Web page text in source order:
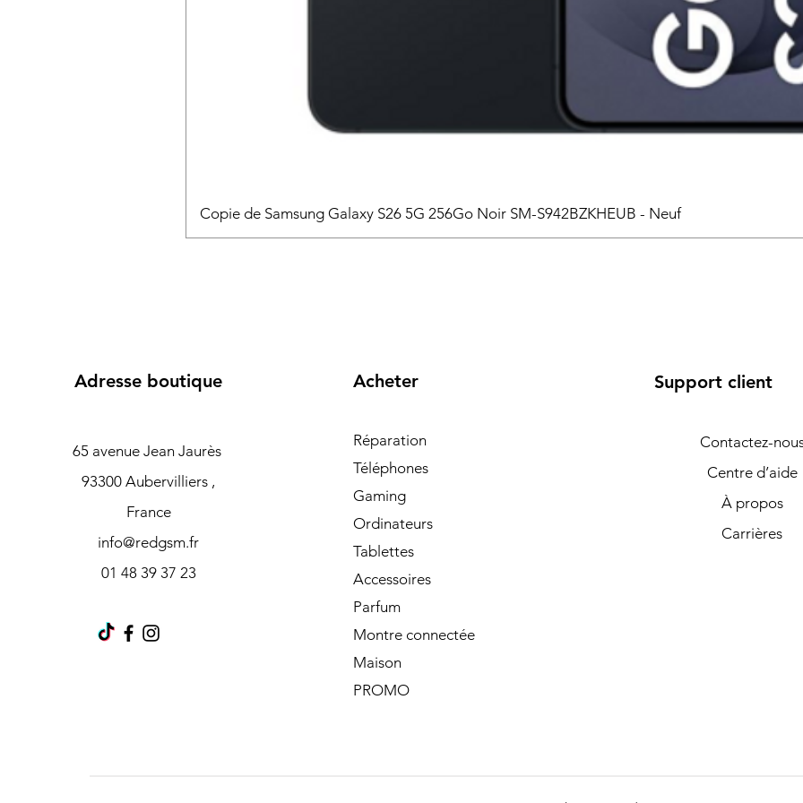
Copie de Samsung Galaxy S26 5G 256Go Noir SM-S942BZKHEUB - Neuf
Adresse boutique
65 avenue Jean Jaurès
93300 Aubervilliers ,
France
info@redgsm.fr
01 48 39 37 23
Acheter
Réparation
Téléphones
Gaming
Ordinateurs
Tablettes
Accessoires
Parfum
Montre connectée
Maison
PROMO
Support client
Contactez-
Centre d’aide
À propos
Carrières